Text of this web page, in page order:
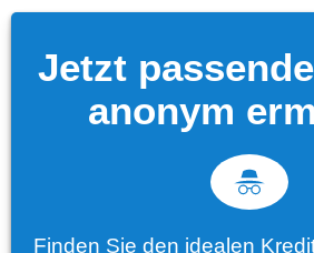
Jetzt
anonym
Finden Sie den idealen